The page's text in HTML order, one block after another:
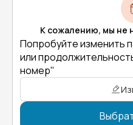
К сожалению, мы не
Попробуйте изменить
или
номер"